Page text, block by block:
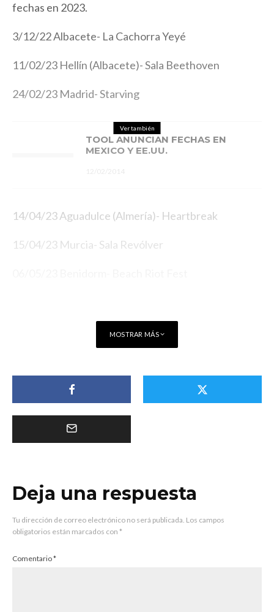
fechas en 2023.
3/12/22 Albacete- La Cachorra Yeyé
11/02/23 Hellín (Albacete)- Sala Beethoven
24/02/23 Madrid- Starving
Ver también
TOOL ANUNCIAN FECHAS EN
MEXICO Y EE.UU.
14/04/23 Aguadulce (Almería)- Heartbreak
15/04/23 Murcia- Sala Revólver
MOSTRAR MÁS
Deja una respuesta
Tu dirección de correo electrónico no será publicada. Los campos
obligatorios están marcados con *
Comentario*